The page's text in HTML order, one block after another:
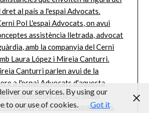
our services. By using our
to our use of cookies.
Got it